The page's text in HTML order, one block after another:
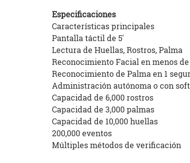
Especificaciones
Características principales
Pantalla táctil de 5'
Lectura de Huellas, Rostros, Palma
Reconocimiento Facial en menos de
Reconocimiento de Palma en 1
Administración autónoma o con
Capacidad de 6,000 rostros
Capacidad de 3,000 palmas
Capacidad de 10,000 huellas
200,000 eventos
Múltiples métodos de verificación